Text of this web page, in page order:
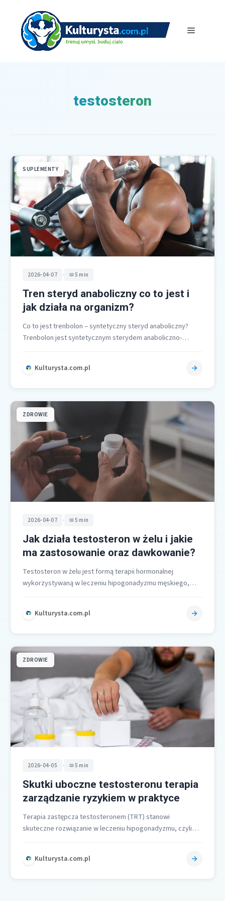
Menu
testosteron
SUPLEMENTY
2026-04-07 • 5 min
Tren steryd anaboliczny co to jest i
jak działa na organizm?
Co to jest trenbolon – syntetyczny steryd anaboliczny?
Trenbolon jest syntetycznym sterydem anaboliczno-
Kulturysta.com.pl
ZDROWIE
2026-04-07 • 5 min
Jak działa testosteron w żelu i jakie
ma zastosowanie oraz dawkowanie?
Testosteron w żelu jest formą terapii hormonalnej
wykorzystywaną w leczeniu hipogonadyzmu męskiego,
Kulturysta.com.pl
ZDROWIE
2026-04-05 • 5 min
Skutki uboczne testosteronu terapia
zarządzanie ryzykiem w praktyce
Terapia zastępcza testosteronem (TRT) stanowi
skuteczne rozwiązanie w leczeniu hipogonadyzmu, czyli
Kulturysta.com.pl